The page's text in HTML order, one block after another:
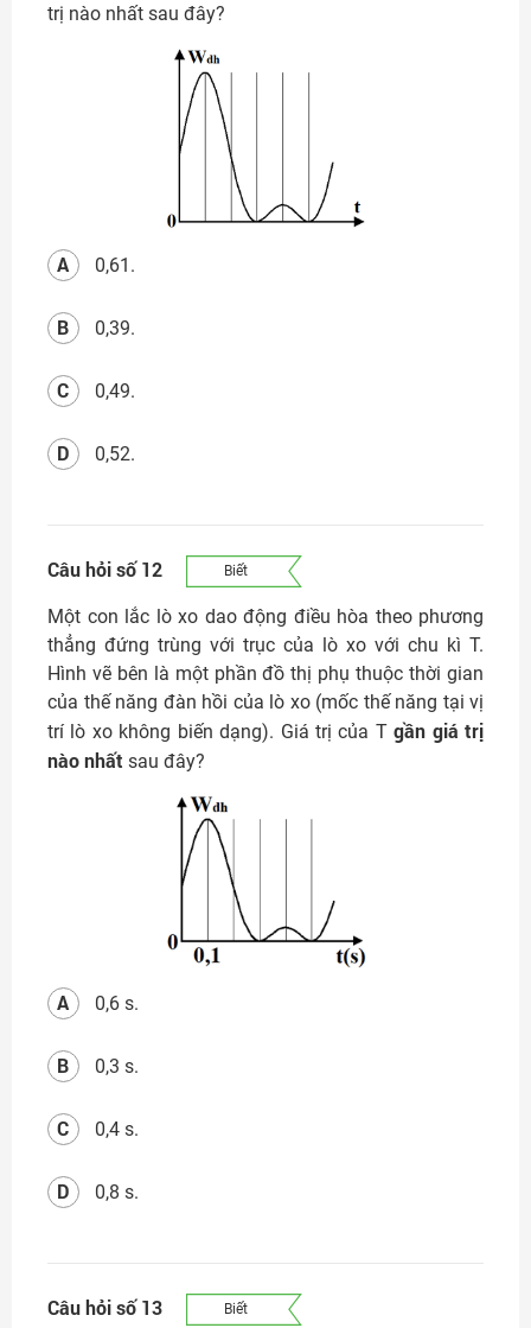
trị nào nhất sau đây?
0,61.
A
0,39.
B
0,49.
C
0,52.
D
Câu hỏi số 12 Biết
Một con lắc lò xo dao động điều hòa theo phương
thẳng đứng trùng với trục của lò xo với chu kì T.
Hình vẽ bên là một phần đồ thị phụ thuộc thời gian
của thế năng đàn hồi của lò xo (mốc thế năng tại vị
trí lò xo không biến dạng). Giá trị của Tgần giá trị
nào nhất sau đây?
0,6 s.
A
0,3 s.
B
0,4 s.
C
0,8 s.
D
Câu hỏi số 13 Biết